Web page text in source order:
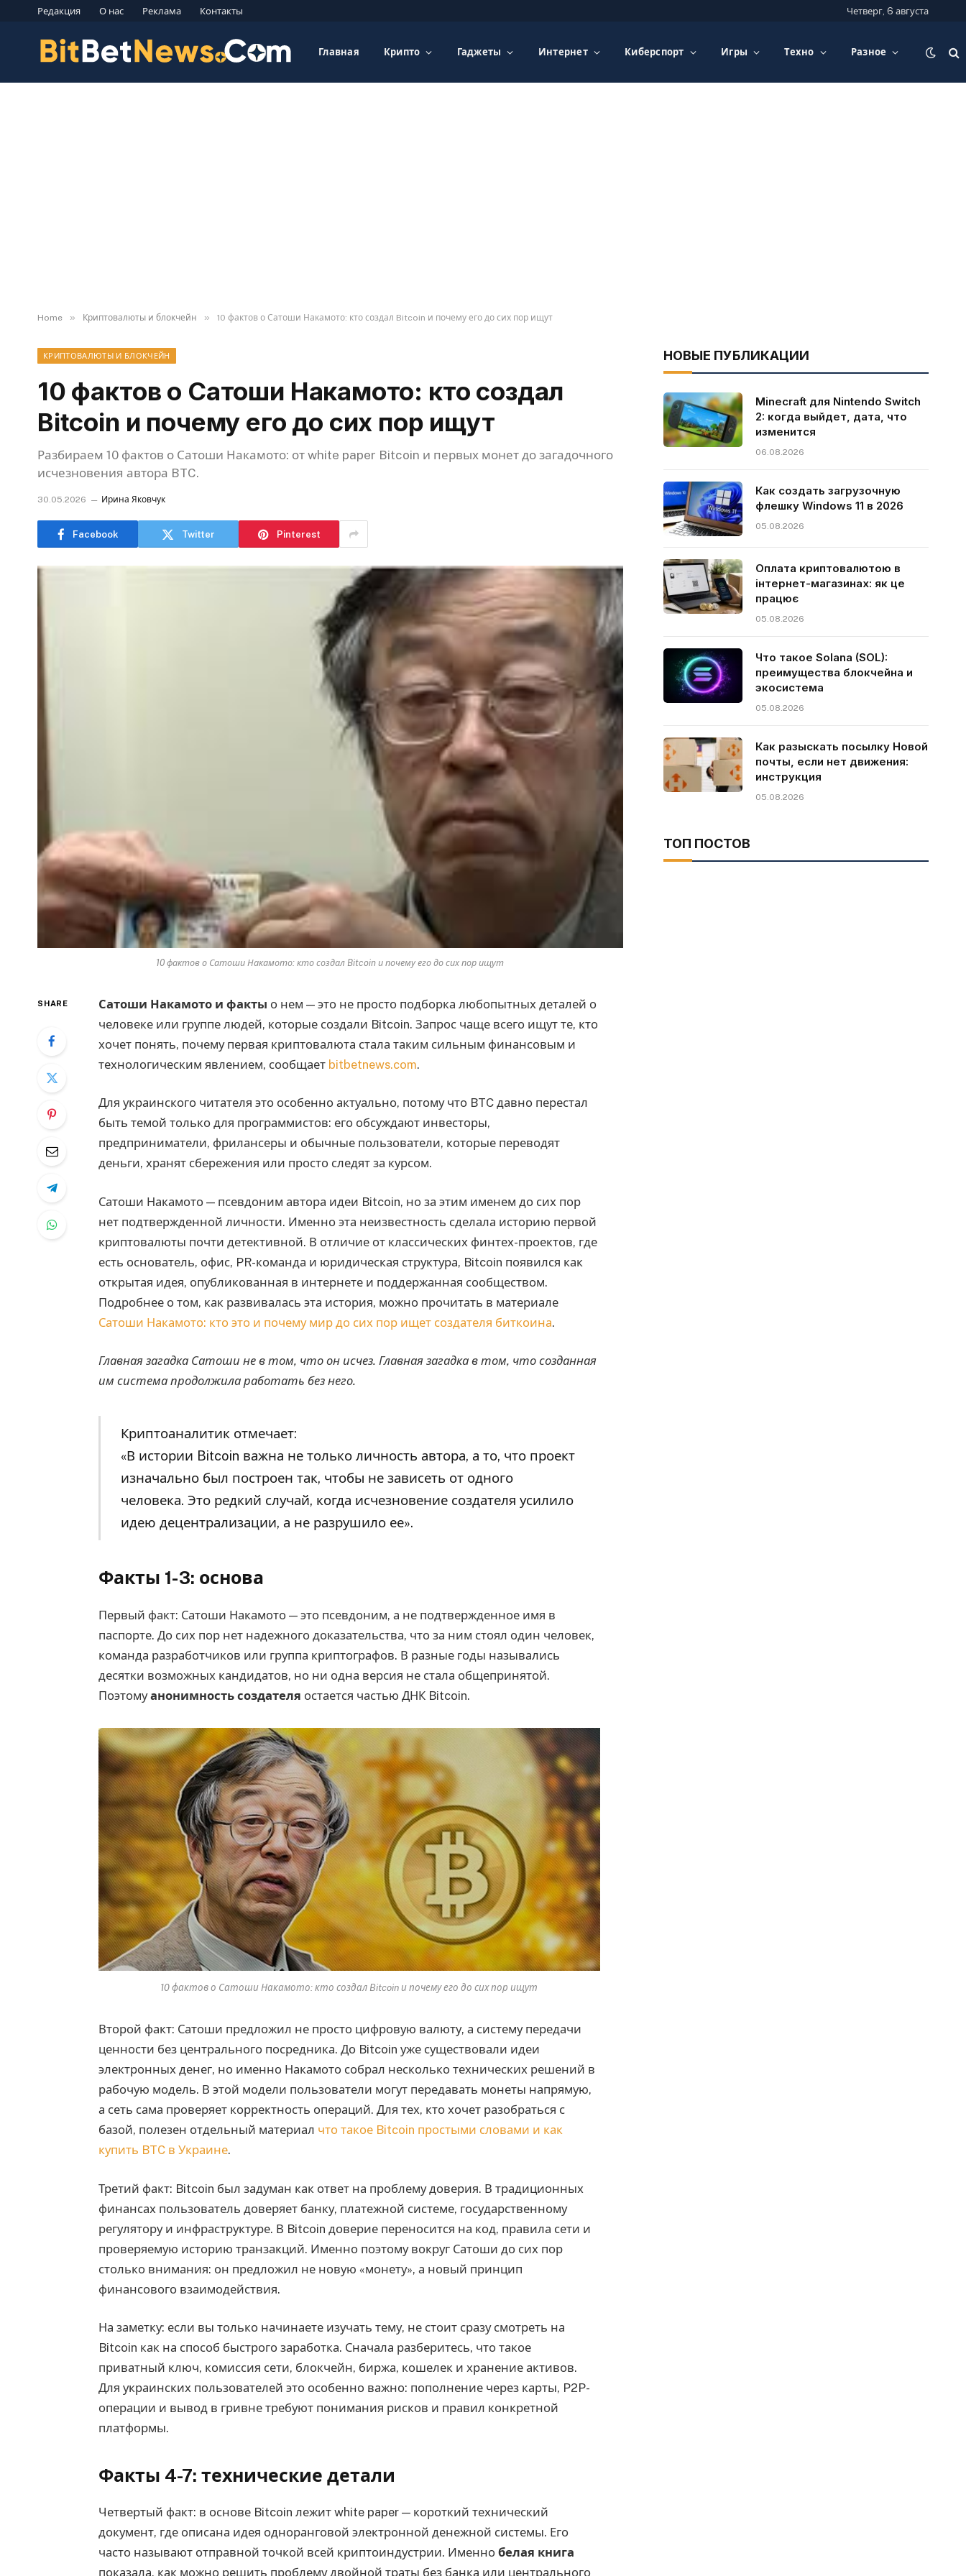
Редакция О нас Реклама Контакты Четверг, 6 августа
Главная Крипто Гаджеты Интернет Киберспорт Игры Техно Разное
Home » Криптовалюты и блокчейн » 10 фактов о Сатоши Накамото: кто создал Bitcoin и почему его до сих пор ищут
КРИПТОВАЛЮТЫ И БЛОКЧЕЙН
10 фактов о Сатоши Накамото: кто создал
Bitcoin и почему его до сих пор ищут
Разбираем 10 фактов о Сатоши Накамото: от white paper Bitcoin и первых монет до загадочного
исчезновения автора BTC.
30.05.2026 Ирина Яковчук
Facebook Twitter Pinterest
10 фактов о Сатоши Накамото: кто создал Bitcoin и почему его до сих пор ищут
SHARE Сатоши Накамото и факты о нем — это не просто подборка любопытных деталей о
человеке или группе людей, которые создали Bitcoin. Запрос чаще всего ищут те, кто
хочет понять, почему первая криптовалюта стала таким сильным финансовым и
технологическим явлением, сообщает bitbetnews.com.
Для украинского читателя это особенно актуально, потому что BTC давно перестал
быть темой только для программистов: его обсуждают инвесторы,
предприниматели, фрилансеры и обычные пользователи, которые переводят
деньги, хранят сбережения или просто следят за курсом.
Сатоши Накамото — псевдоним автора идеи Bitcoin, но за этим именем до сих пор
нет подтвержденной личности. Именно эта неизвестность сделала историю первой
криптовалюты почти детективной. В отличие от классических финтех-проектов, где
есть основатель, офис, PR-команда и юридическая структура, Bitcoin появился как
открытая идея, опубликованная в интернете и поддержанная сообществом.
Подробнее о том, как развивалась эта история, можно прочитать в материале
Сатоши Накамото: кто это и почему мир до сих пор ищет создателя биткоина.
Главная загадка Сатоши не в том, что он исчез. Главная загадка в том, что созданная
им система продолжила работать без него.
Криптоаналитик отмечает:
«В истории Bitcoin важна не только личность автора, а то, что проект
изначально был построен так, чтобы не зависеть от одного
человека. Это редкий случай, когда исчезновение создателя усилило
идею децентрализации, а не разрушило ее».
Факты 1-3: основа
Первый факт: Сатоши Накамото — это псевдоним, а не подтвержденное имя в
паспорте. До сих пор нет надежного доказательства, что за ним стоял один человек,
команда разработчиков или группа криптографов. В разные годы назывались
десятки возможных кандидатов, но ни одна версия не стала общепринятой.
Поэтомуанонимность создателя остается частью ДНК Bitcoin.
10 фактов о Сатоши Накамото: кто создал Bitcoin и почему его до сих пор ищут
Второй факт: Сатоши предложил не просто цифровую валюту, а систему передачи
ценности без центрального посредника. До Bitcoin уже существовали идеи
электронных денег, но именно Накамото собрал несколько технических решений в
рабочую модель. В этой модели пользователи могут передавать монеты напрямую,
а сеть сама проверяет корректность операций. Для тех, кто хочет разобраться с
базой, полезен отдельный материал что такое Bitcoin простыми словами и как
купить BTC в Украине.
Третий факт: Bitcoin был задуман как ответ на проблему доверия. В традиционных
финансах пользователь доверяет банку, платежной системе, государственному
регулятору и инфраструктуре. В Bitcoin доверие переносится на код, правила сети и
проверяемую историю транзакций. Именно поэтому вокруг Сатоши до сих пор
столько внимания: он предложил не новую «монету», а новый принцип
финансового взаимодействия.
На заметку: если вы только начинаете изучать тему, не стоит сразу смотреть на
Bitcoin как на способ быстрого заработка. Сначала разберитесь, что такое
приватный ключ, комиссия сети, блокчейн, биржа, кошелек и хранение активов.
Для украинских пользователей это особенно важно: пополнение через карты, P2P-
операции и вывод в гривне требуют понимания рисков и правил конкретной
платформы.
Факты 4-7: технические детали
Четвертый факт: в основе Bitcoin лежит white paper — короткий технический
документ, где описана идея одноранговой электронной денежной системы. Его
часто называют отправной точкой всей криптоиндустрии. Именно белая книга
показала, как можно решить проблему двойной траты без банка или центрального
НОВЫЕ ПУБЛИКАЦИИ
Minecraft для Nintendo Switch
2: когда выйдет, дата, что
изменится
06.08.2026
Как создать загрузочную
флешку Windows 11 в 2026
05.08.2026
Оплата криптовалютою в
інтернет-магазинах: як це
працює
05.08.2026
Что такое Solana (SOL):
преимущества блокчейна и
экосистема
05.08.2026
Как разыскать посылку Новой
почты, если нет движения:
инструкция
05.08.2026
ТОП ПОСТОВ